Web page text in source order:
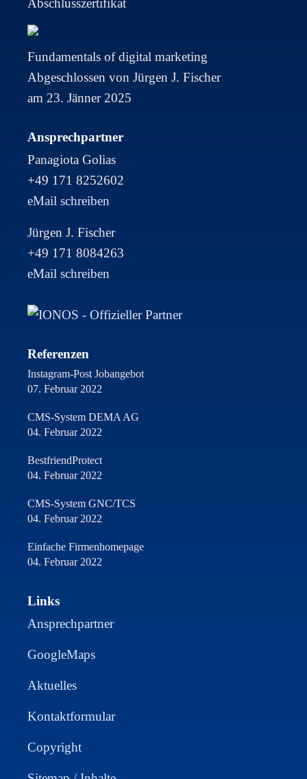
Fundamentals of digital marketing
Abgeschlossen von Jürgen J. Fischer
am 23. Jänner 2025
Ansprechpartner
Panagiota Golias
+49 171 8252602
eMail schreiben
Jürgen J. Fischer
+49 171 8084263
eMail schreiben
Referenzen
Instagram-Post Jobangebot
07. Februar 2022
CMS-System DEMA AG
04. Februar 2022
BestfriendProtect
04. Februar 2022
CMS-System GNC/TCS
04. Februar 2022
Einfache Firmenhomepage
04. Februar 2022
Links
Ansprechpartner
GoogleMaps
Aktuelles
Kontaktformular
Copyright